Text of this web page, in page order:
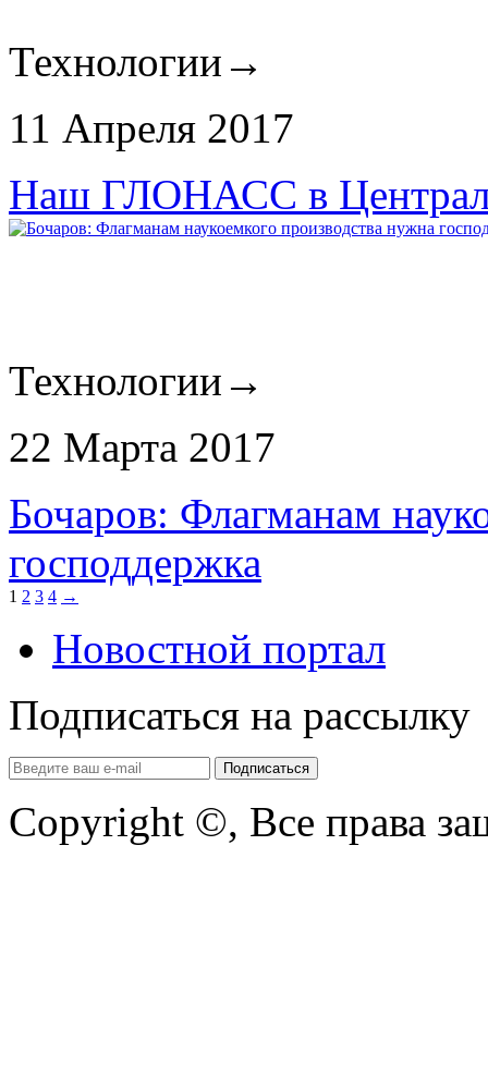
Технологии →
11 Апреля 2017
Наш ГЛОНАСС в
Технологии →
22 Марта 2017
Бочаров: Флагманам
господдержка
1 2 3 4 →
Новостной портал
Подписаться на рассылку
Copyright ©, Все права